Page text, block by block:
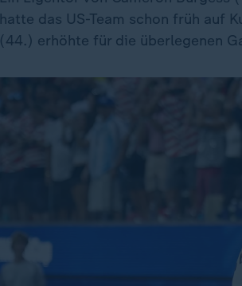
hatte das US-Team schon früh auf
(44.) erhöhte für die überlegenen